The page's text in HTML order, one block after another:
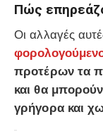
Πώς
Οι αλλαγές
προτέρων τα
και θα
γρήγορα και